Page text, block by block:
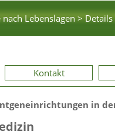
Lebenslagen > Details
Kontakt
in